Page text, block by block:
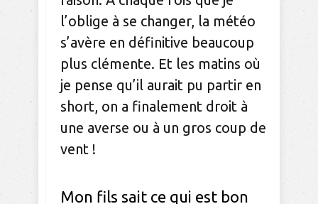
l’oblige à se changer, la météo
s’avère en définitive beaucoup
plus clémente. Et les matins où
je pense qu’il aurait pu partir en
short, on a finalement droit à
une averse ou à un gros coup de
vent !
Mon fils sait ce qui est bon